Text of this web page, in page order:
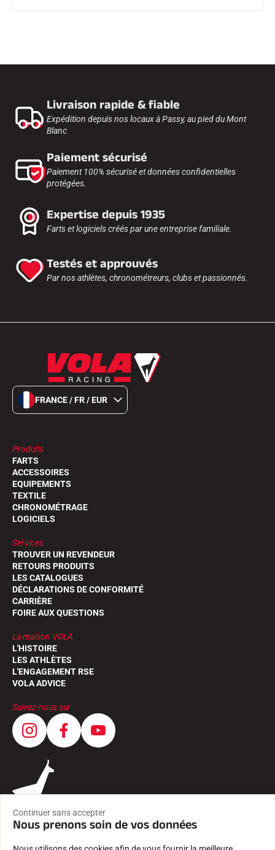
Livraison rapide & fiable
Expédition depuis nos locaux à Passy, au pied du Mont
Blanc
Paiement sécurisé
Paiement 100% sécurisé et données confidentielles
protégées.
Expertise depuis 1935
Farts et logiciels créés par une entreprise familiale.
Testés et approuvés
Par nos athlètes, chronométreurs, clubs et passionnés.
FRANCE / FR / EUR
Produits
FARTS
ACCESSOIRES
EQUIPEMENTS
TEXTILE
CHRONOMÉTRAGE
LOGICIELS
Services
TROUVER UN REVENDEUR
RETOURS PRODUITS
LES CATALOGUES
DÉCLARATIONS DE CONFORMITÉ
CARRIÈRE
FOIRE AUX QUESTIONS
La maison VOLA
L'HISTOIRE
LES ATHLÈTES
L'ENGAGEMENT RSE
VOLA ADVICE
Suivez-nous sur
Continuer sans accepter
Nous prenons soin de vos données